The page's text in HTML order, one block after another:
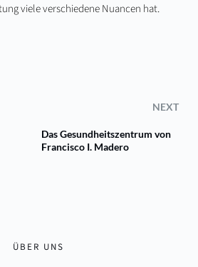
viele verschiedene Nuancen hat.
NEXT
Das Gesundheitszentrum von
Francisco I. Madero
ÜBER UNS